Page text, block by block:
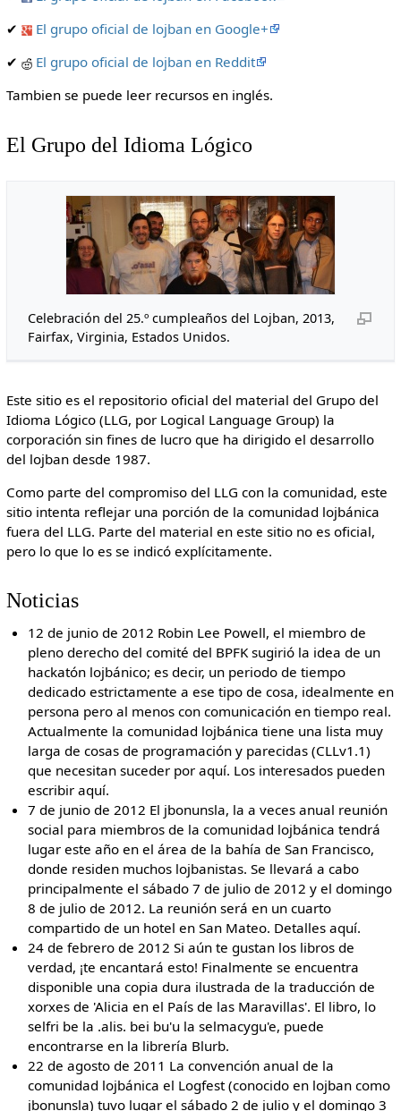
✔
El grupo oficial de lojban en Google+
✔
El grupo oficial de lojban en Reddit
Tambien se puede leer recursos en inglés.
El Grupo del Idioma Lógico
Celebración del 25.º cumpleaños del Lojban, 2013,
Fairfax, Virginia, Estados Unidos.
Este sitio es el repositorio oficial del material del Grupo del
Idioma Lógico (LLG, por Logical Language Group) la
corporación sin fines de lucro que ha dirigido el desarrollo
del lojban desde 1987.
Como parte del compromiso del LLG con la comunidad, este
sitio intenta reflejar una porción de la comunidad lojbánica
fuera del LLG. Parte del material en este sitio no es oficial,
pero lo que lo es se indicó explícitamente.
Noticias
12 de junio de 2012 Robin Lee Powell, el miembro de
pleno derecho del comité del BPFK sugirió la idea de un
hackatón lojbánico; es decir, un periodo de tiempo
dedicado estrictamente a ese tipo de cosa, idealmente en
persona pero al menos con comunicación en tiempo real.
Actualmente la comunidad lojbánica tiene una lista muy
larga de cosas de programación y parecidas (CLLv1.1)
que necesitan suceder por aquí. Los interesados pueden
escribir aquí.
7 de junio de 2012 El jbonunsla, la a veces anual reunión
social para miembros de la comunidad lojbánica tendrá
lugar este año en el área de la bahía de San Francisco,
donde residen muchos lojbanistas. Se llevará a cabo
principalmente el sábado 7 de julio de 2012 y el domingo
8 de julio de 2012. La reunión será en un cuarto
compartido de un hotel en San Mateo. Detalles aquí.
24 de febrero de 2012 Si aún te gustan los libros de
verdad, ¡te encantará esto! Finalmente se encuentra
disponible una copia dura ilustrada de la traducción de
xorxes de 'Alicia en el País de las Maravillas'. El libro, lo
selfri be la .alis. bei bu'u la selmacygu'e, puede
encontrarse en la librería Blurb.
22 de agosto de 2011 La convención anual de la
comunidad lojbánica el Logfest (conocido en lojban como
jbonunsla) tuvo lugar el sábado 2 de julio y el domingo 3